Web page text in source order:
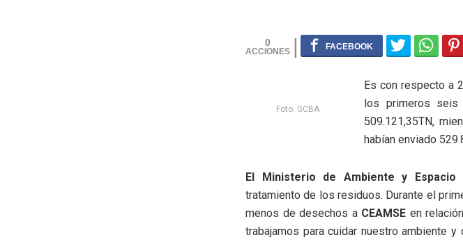
0
Foto: GCBA
Es con respecto a
los primeros
509.121,35TN,
habían enviado
El Ministerio de Ambiente y Espacio
tratamiento de los residuos. Durante el
menos de desechos aCEAMSE en
trabajamos para cuidar nuestro ambiente